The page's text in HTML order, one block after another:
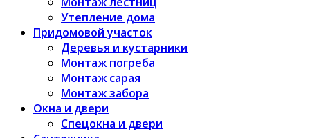
Утепление дома
Придомовой участок
Деревья и кустарники
Монтаж погреба
Монтаж сарая
Монтаж забора
Окна и двери
Спецокна и двери